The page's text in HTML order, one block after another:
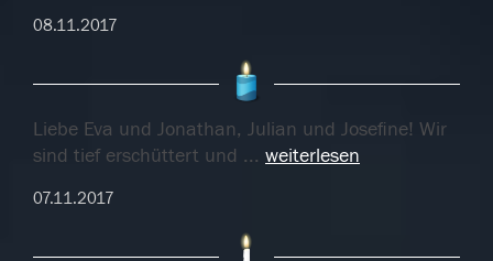
08.11.2017
Liebe Eva und Jonathan, Julian und Josefine! Wir
sind tief erschüttert und ... weiterlesen
07.11.2017